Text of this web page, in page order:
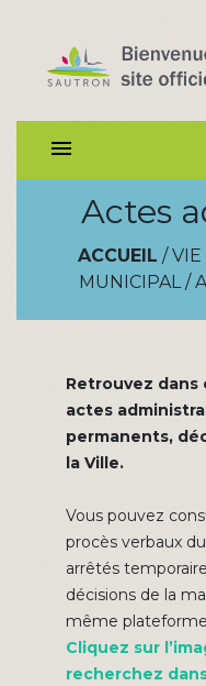
menu
Actes
ACCUEIL /VIE
MUNICIPAL/
Retrouvez
actes
permanents,
la Ville.
Vous pouvez
procès verbaux
arrêtés
décisions de la
même
Cliquez sur
recherchez